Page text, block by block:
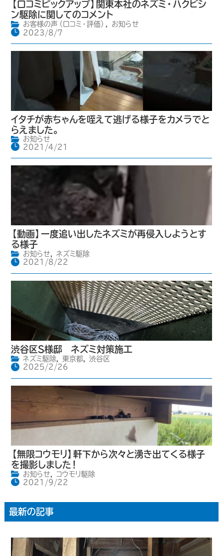
【口コミピックアップ】関東本社のネズミ・ハクビシ
ン駆除に関してのコメント
お客様の声（口コミ・評価） ,
お知らせ
2023/8/7
イタチが赤ちゃんを咥えて逃げる様子をカメラでと
らえました。
お知らせ
2021/4/21
【動画】一度追い出したネズミが再侵入しようとす
る様子
お知らせ,
ネズミ駆除
2021/8/22
渋谷区S様邸 ネズミ対策施工
ネズミ駆除, 東京都,
渋谷区
2025/2/26
【無限コウモリ】軒下から次々と湧き出てくる様子
を撮影しました！
お知らせ,
コウモリ駆除
2021/9/22
最新の記事